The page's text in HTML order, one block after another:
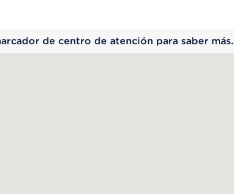
de centro de atención para saber más.